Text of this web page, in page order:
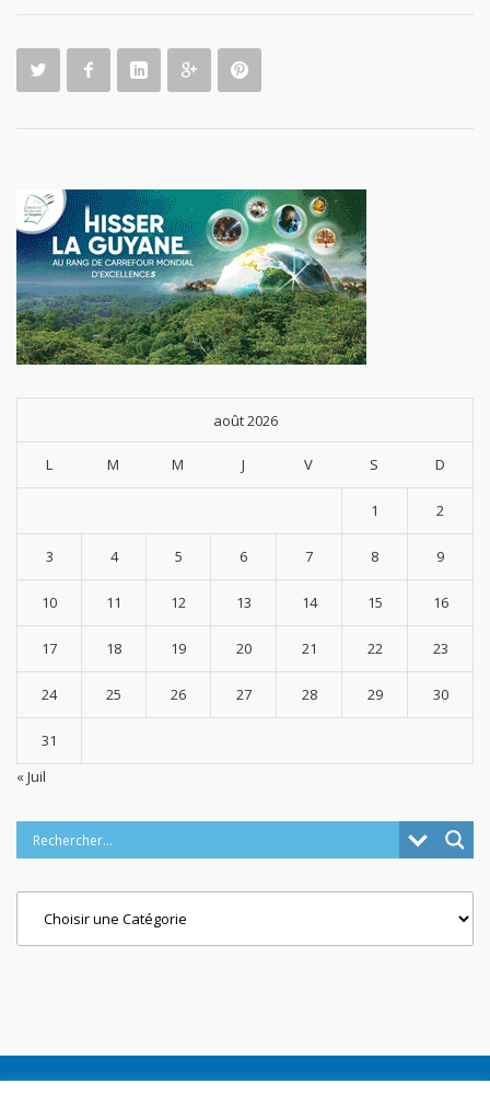
août 2026
L M M J V S D
1 2
3 4 5 6 7 8 9
10 11 12 13 14 15 16
17 18 19 20 21 22 23
24 25 26 27 28 29 30
31
« Juil